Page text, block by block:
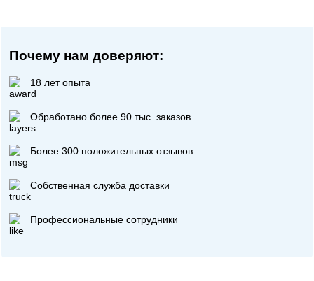
Почему нам доверяют:
18 лет опыта
Обработано более 90 тыс. заказов
Более 300 положительных отзывов
Собственная служба доставки
Профессиональные сотрудники